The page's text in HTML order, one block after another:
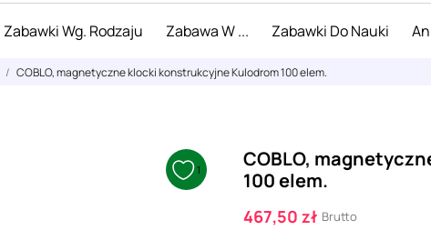
Zabawki Wg. Rodzaju Zabawa W ... Zabawki Do Nauki
COBLO, magnetyczne klocki konstrukcyjne Kulodrom 100 elem.
1
COBLO,
100 elem.
467,50 zł Brutto